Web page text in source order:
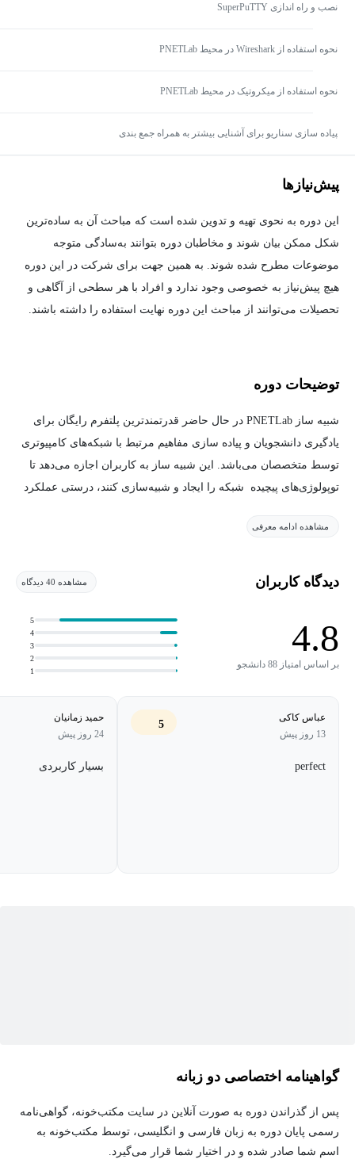
نصب و راه اندازی SuperPuTTY
نحوه استفاده از Wireshark در محیط PNETLab
نحوه استفاده از میکروتیک در محیط PNETLab
پیاده سازی سناریو برای آشنایی بیشتر به همراه جمع بندی
پیش‌نیاز‌ها
این دوره به نحوی تهیه و تدوین شده است که مباحث آن به ساده‌ترین
شکل ممکن بیان شوند و مخاطبان دوره بتوانند به‌سادگی متوجه
موضوعات مطرح شده شوند. به همین جهت برای شرکت در این دوره
هیچ پیش‌نیاز به خصوصی وجود ندارد و افراد با هر سطحی از آگاهی و
تحصیلات می‌توانند از مباحث این دوره نهایت استفاده را داشته باشند.
توضیحات دوره
شبیه ساز PNETLab در حال حاضر قدرتمندترین پلتفرم رایگان برای
یادگیری دانشجویان و پیاده سازی مفاهیم مرتبط با شبکه‌های کامپیوتری
توسط متخصصان می‌باشد. این شبیه ساز به کاربران اجازه می‌دهد تا
توپولوژی‌های پیچیده شبکه را ایجاد و شبیه‌سازی کنند، درستی عملکرد
کنند.
روترها، سوئیچ‌ها، فایروال‌ها و سایر دستگاه‌های شبکه را ارائه می‌دهد
که می‌توانند برای ایجاد سناریوهای واقعی شبکه به یکدیگر متصل شوند.
بعد از گذراندن این دوره آموزشی، اعتماد به نفس کافی برای کار با
فریلنسری بسیار کمک خواهد کرد.
مشاهده ادامه معرفی
دیدگاه کاربران مشاهده 40 دیدگاه
4.8
بر اساس امتیاز 88 دانشجو
1
2
3
4
5
عباس کاکی
13 روز پیش
5
perfect
حمید زمانیان
24 روز پیش
بسیار کاربردی
گواهینامه اختصاصی دو زبانه
پس از گذراندن دوره به صورت آنلاین در سایت مکتب‌خونه، گواهی‌نامه
رسمی پایان دوره به زبان فارسی و انگلیسی، توسط مکتب‌خونه به
اسم شما صادر شده و در اختیار شما قرار می‌گیرد.